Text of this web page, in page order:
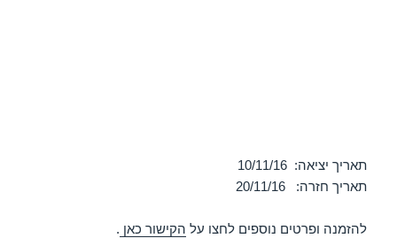
תאריך יציאה: 10/11/16
תאריך חזרה: 20/11/16
להזמנה ופרטים נוספים לחצו על הקישור כאן .